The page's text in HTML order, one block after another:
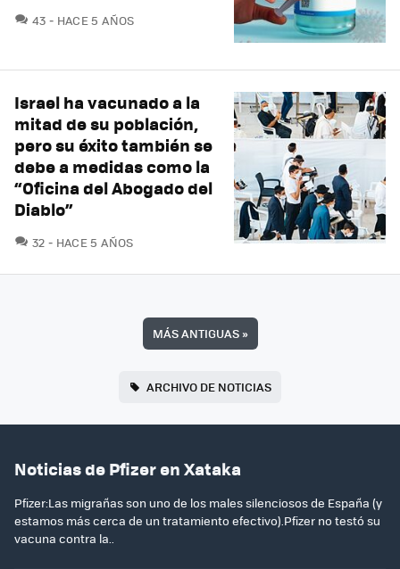
43 COMENTARIOS
HACE 5 AÑOS
Israel ha vacunado a la
mitad de su población,
pero su éxito también se
debe a medidas como la
“Oficina del Abogado del
Diablo”
32 COMENTARIOS
HACE 5 AÑOS
MÁS ANTIGUAS»
ARCHIVO DE NOTICIAS
Noticias de Pfizer en Xataka
Pfizer:Las migrañas son uno de los males silenciosos de España (y
estamos más cerca de un tratamiento efectivo).Pfizer no testó su
vacuna contra la..